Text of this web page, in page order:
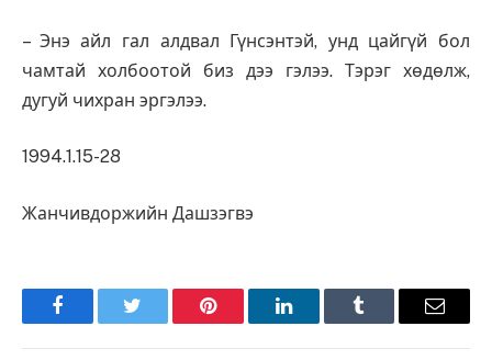
– Энэ айл гал алдвал Гүнсэнтэй, унд цайгүй бол
чамтай холбоотой биз дээ гэлээ. Тэрэг хөдөлж,
дугуй чихран эргэлээ.
1994.1.15-28
Жанчивдоржийн Дашзэгвэ
FacebookTwitter Pinterest LinkedInTumblr Имэйл